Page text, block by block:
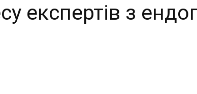
експертів з